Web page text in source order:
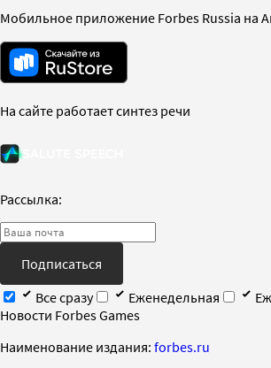
Мобильное приложение Forbes Russia на
На сайте работает синтез речи
Рассылка:
Подписаться
Все сразу
Еженедельная
Новости Forbes Games
Наименование издания: forbes.ru